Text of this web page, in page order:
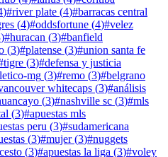
)#river plate (4)#barracas central
(4)#oddsfortune (4)#velez
)#huracan (3)#banfield
(3)#platense (3)#union santa fe
tigre (3)#defensa y justicia
mg (3)#remo (3)#belgrano
whitecaps (3)#análisis
(3)#nashville sc (3)#mls
(3)#apuestas mls
peru (3)#sudamericana
(3)#mujer(3)#nuggets
(3)#apuestas la liga (3)#voley